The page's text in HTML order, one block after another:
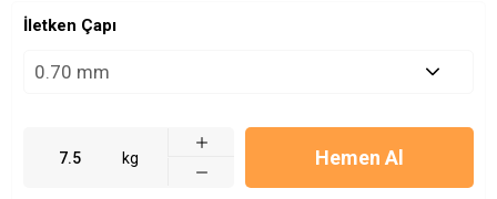
İletken Çapı
kg Hemen Al